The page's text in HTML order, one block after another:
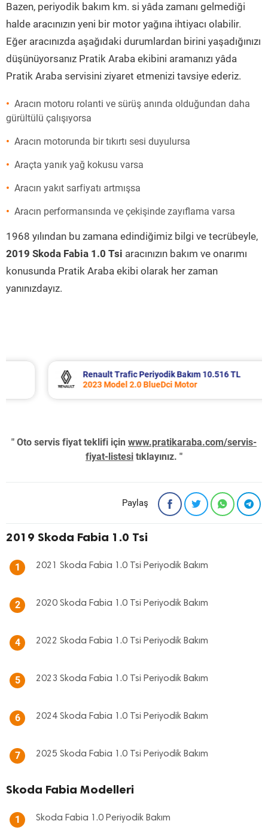
Bazen, periyodik bakım km. si yâda zamanı gelmediği
halde aracınızın yeni bir motor yağına ihtiyacı olabilir.
Eğer aracınızda aşağıdaki durumlardan birini yaşadığınızı
düşünüyorsanız Pratik Araba ekibini aramanızı yâda
Pratik Araba servisini ziyaret etmenizi tavsiye ederiz.
Aracın motoru rolanti ve sürüş anında olduğundan daha
gürültülü çalışıyorsa
Aracın motorunda bir tıkırtı sesi duyulursa
Araçta yanık yağ kokusu varsa
Aracın yakıt sarfiyatı artmışsa
Aracın performansında ve çekişinde zayıflama varsa
1968 yılından bu zamana edindiğimiz bilgi ve tecrübeyle,
2019 Skoda Fabia 1.0 Tsi aracınızın bakım ve onarımı
konusunda Pratik Araba ekibi olarak her zaman
yanınızdayız.
Renault Trafic Periyodik Bakım 10.516 TL
2023 Model 2.0 BlueDci Motor
" Oto servis fiyat teklifi için www.pratikaraba.com/servis-
fiyat-listesi tıklayınız. "
Paylaş
2019 Skoda Fabia 1.0 Tsi
1 2021 Skoda Fabia 1.0 Tsi Periyodik Bakım
2 2020 Skoda Fabia 1.0 Tsi Periyodik Bakım
4 2022 Skoda Fabia 1.0 Tsi Periyodik Bakım
5 2023 Skoda Fabia 1.0 Tsi Periyodik Bakım
6 2024 Skoda Fabia 1.0 Tsi Periyodik Bakım
7 2025 Skoda Fabia 1.0 Tsi Periyodik Bakım
Skoda Fabia Modelleri
1 Skoda Fabia 1.0 Periyodik Bakım